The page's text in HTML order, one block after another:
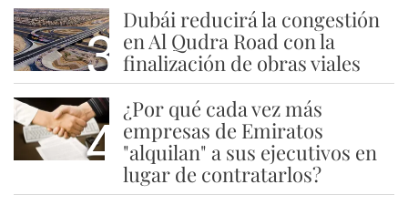
3
Dubái reducirá la congestión
en Al Qudra Road con la
finalización de obras viales
4
¿Por qué cada vez más
empresas de Emiratos
"alquilan" a sus ejecutivos en
lugar de contratarlos?